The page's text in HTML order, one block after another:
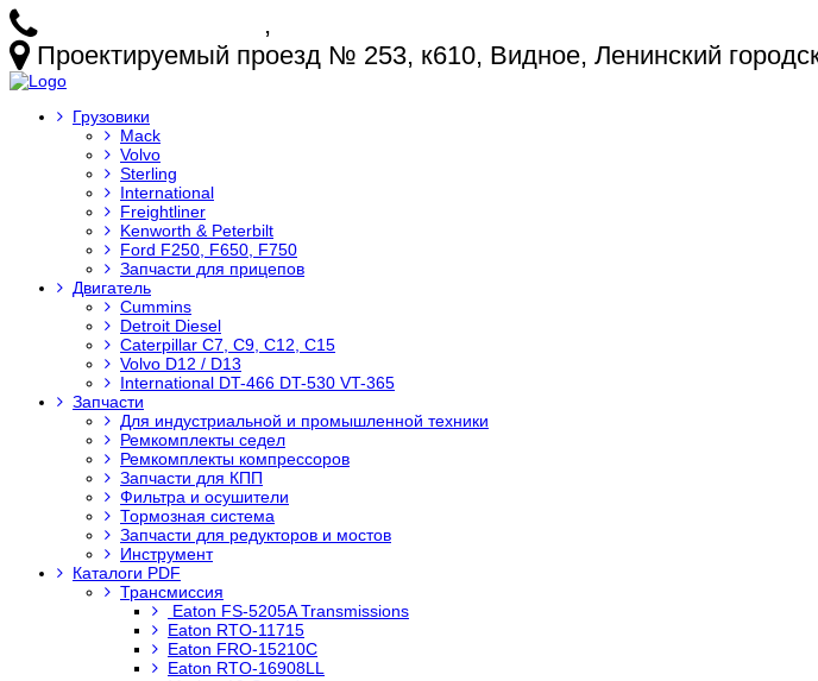
,
Проектируемый проезд № 253, к610, Видное, Ленинский
Грузовики
Mack
Volvo
Sterling
International
Freightliner
Kenworth & Peterbilt
Ford F250, F650, F750
Запчасти для прицепов
Двигатель
Cummins
Detroit Diesel
Caterpillar C7, C9, C12, C15
Volvo D12 / D13
International DT-466 DT-530 VT-365
Запчасти
Для индустриальной и промышленной техники
Ремкомплекты седел
Ремкомплекты компрессоров
Запчасти для КПП
Фильтра и осушители
Тормозная система
Запчасти для редукторов и мостов
Инструмент
Каталоги PDF
Трансмиссия
Eaton FS-5205A Transmissions
Eaton RTO-11715
Eaton FRO-15210C
Eaton RTO-16908LL